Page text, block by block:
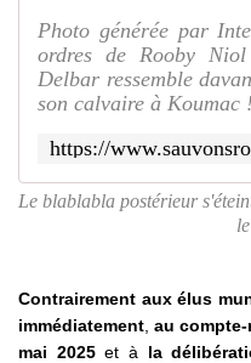
Photo générée par
ordres de Rooby
Delbar ressemble
son calvaire à
Le blablabla postérieur
Contrairement aux élus
immédiatement au
mai 2025et à la